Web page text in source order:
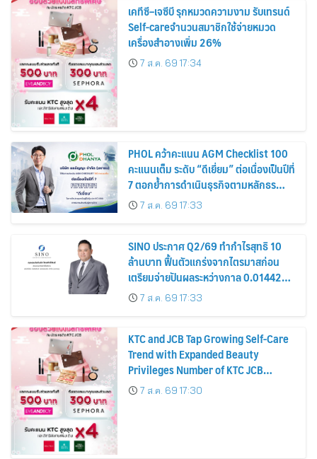
เคทีซี–เจซีบี รุกหมวดความงาม รับเทรนด์
Self-careจำนวนสมาชิกใช้จ่ายหมวด
เครื่องสำอางเพิ่ม 26%
7 ส.ค. 69 17:34
PHOL คว้าคะแนน AGM Checklist 100
คะแนนเต็ม ระดับ “ดีเยี่ยม” ต่อเนื่องเป็นปีที่
7 ตอกย้ำการดำเนินธุรกิจตามหลักธร
รมาภิบาล โปร่งใส สร้างความเชื่อมั่นผู้ถือ
หุ้น
7 ส.ค. 69 17:33
SINO ประกาศ Q2/69 ทำกำไรสุทธิ 10
ล้านบาท ฟื้นตัวแกร่งจากไตรมาสก่อน
เตรียมจ่ายปันผลระหว่างกาล 0.014423
บาทต่อหุ้น ครึ่งปีหลังมุ่งเติบโตต่อเนื่อง
7 ส.ค. 69 17:33
KTC and JCB Tap Growing Self-Care
Trend with Expanded Beauty
Privileges Number of KTC JCB
Cardmembers Spending on
Cosmetics Rises 26%
7 ส.ค. 69 17:30